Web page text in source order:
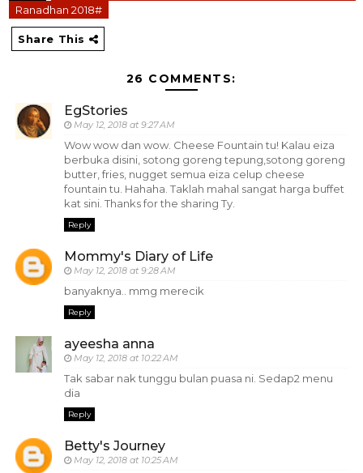
Ranadhan 2018#
Share This
26 COMMENTS:
EgStories
May 12, 2018 at 9:27 AM
Wow wow dan wow. Cheese Fountain tu! Kalau eiza
berbuka disini, sotong goreng tepung,sotong goreng
butter, fries, nugget semua eiza celup cheese
fountain tu. Hahaha. Taklah mahal sangat harga buffet
kat sini. Thanks for the sharing Ty.
Reply
Mommy's Diary of Life
May 12, 2018 at 9:28 AM
banyaknya.. mmg merecik
Reply
ayeesha anna
May 12, 2018 at 10:22 AM
Tak sabar nak tunggu bulan puasa ni. Sedap2 menu
dia
Reply
Betty's Journey
May 12, 2018 at 10:25 AM